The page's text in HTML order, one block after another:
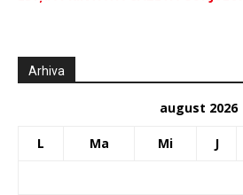
Arhiva
august 2026
L Ma Mi J